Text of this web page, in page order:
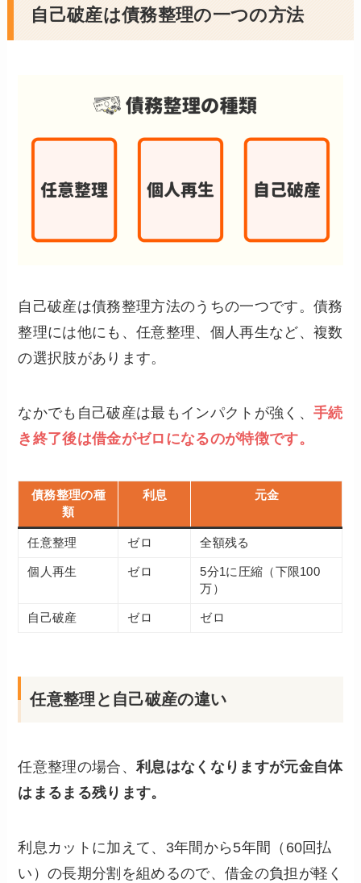
自己破産は債務整理の一つの方法
自己破産は債務整理方法のうちの一つです。債務
整理には他にも、任意整理、個人再生など、複数
の選択肢があります。
なかでも自己破産は最もインパクトが強く、 手続
き終了後は借金がゼロになるのが特徴です。
債務整理の種
類
利息 元金
任意整理 ゼロ 全額残る
個人再生 ゼロ
5分1に圧縮（下限100
万）
自己破産 ゼロ ゼロ
任意整理と自己破産の違い
任意整理の場合、 利息はなくなりますが元金自体
はまるまる残ります。
利息カットに加えて、3年間から5年間（60回払
い）の長期分割を組めるので、借金の負担が軽く